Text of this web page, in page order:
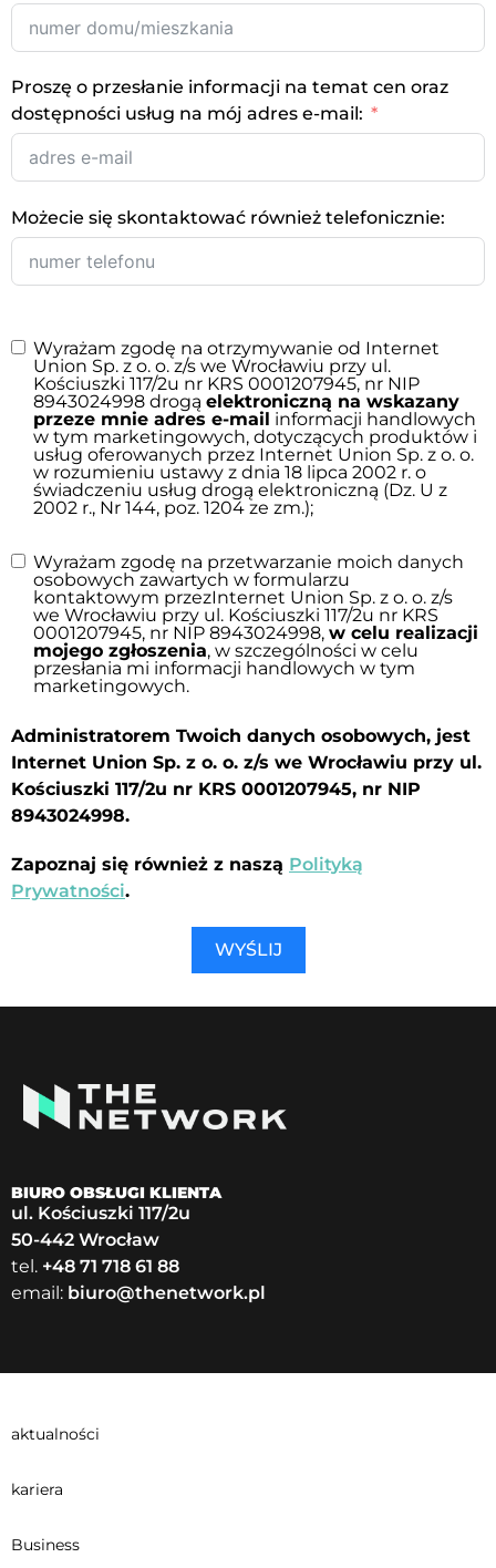
Proszę o przesłanie informacji na temat cen oraz
dostępności usług na mój adres e-mail:
Możecie się skontaktować również telefonicznie:
Wyrażam zgodę na otrzymywanie od Internet
Union Sp. z o. o. z/s we Wrocławiu przy ul.
Kościuszki 117/2u nr KRS 0001207945, nr NIP
8943024998 drogą elektroniczną na wskazany
przeze mnie adres e-mail informacji handlowych
w tym marketingowych, dotyczących produktów i
usług oferowanych przez Internet Union Sp. z o. o.
w rozumieniu ustawy z dnia 18 lipca 2002 r. o
świadczeniu usług drogą elektroniczną (Dz. U z
2002 r., Nr 144, poz. 1204 ze zm.);
Wyrażam zgodę na przetwarzanie moich danych
osobowych zawartych w formularzu
kontaktowym przezInternet Union Sp. z o. o. z/s
we Wrocławiu przy ul. Kościuszki 117/2u nr KRS
0001207945, nr NIP 8943024998, w celu realizacji
mojego zgłoszenia, w szczególności w celu
przesłania mi informacji handlowych w tym
marketingowych.
Administratorem Twoich danych osobowych, jest
Internet Union Sp. z o. o. z/s we Wrocławiu przy ul.
Kościuszki 117/2u nr KRS 0001207945, nr NIP
8943024998.
Zapoznaj się również z naszą Polityką
Prywatności.
WYŚLIJ
BIURO OBSŁUGI KLIENTA
ul. Kościuszki 117/2u
50-442 Wrocław
tel. +48 71 718 61 88
email: biuro@thenetwork.pl
aktualności
kariera
Business